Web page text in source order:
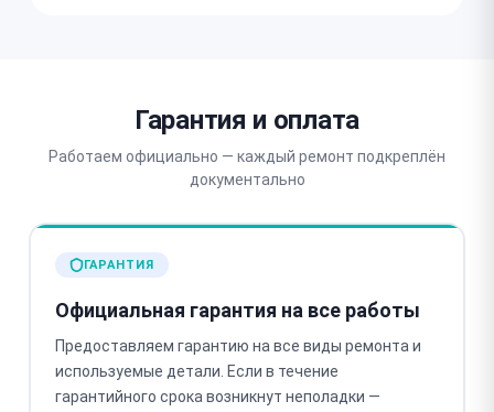
Гарантия и оплата
Работаем официально — каждый ремонт подкреплён
документально
ГАРАНТИЯ
Официальная гарантия на все работы
Предоставляем гарантию на все виды ремонта и
используемые детали. Если в течение
гарантийного срока возникнут неполадки —